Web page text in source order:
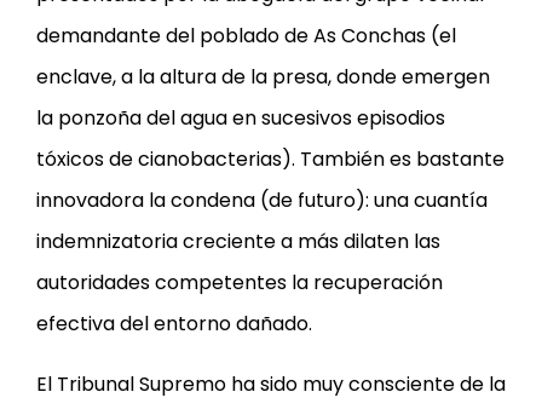
demandante del poblado de As Conchas (el
enclave, a la altura de la presa, donde emergen
la ponzoña del agua en sucesivos episodios
tóxicos de cianobacterias). También es bastante
innovadora la condena (de futuro): una cuantía
indemnizatoria creciente a más dilaten las
autoridades competentes la recuperación
efectiva del entorno dañado.
El Tribunal Supremo ha sido muy consciente de la